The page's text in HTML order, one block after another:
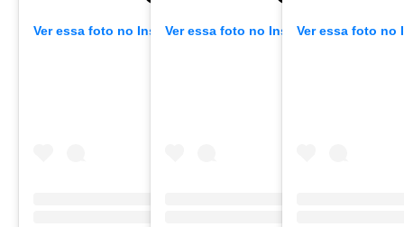
Ver essa foto no InstagramVer essa foto no InstagramVer essa foto no